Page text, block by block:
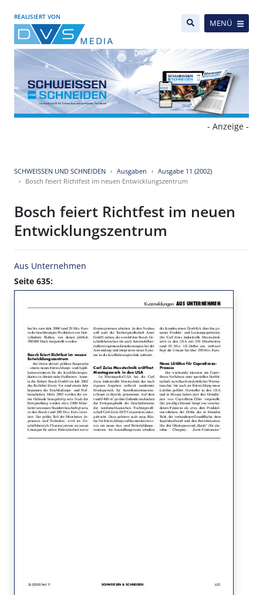
REALISIERT VON
MENÜ
- Anzeige -
SCHWEISSEN UND SCHNEIDEN Ausgaben
Ausgabe 11 (2002)
Bosch feiert Richtfest im neuen Entwicklungszentrum
Bosch feiert Richtfest im neuen
Entwicklungszentrum
Aus Unternehmen
Seite 635: